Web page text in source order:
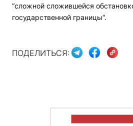
“сложной сложившейся
государственной границы“.
ПОДЕЛИТЬСЯ: